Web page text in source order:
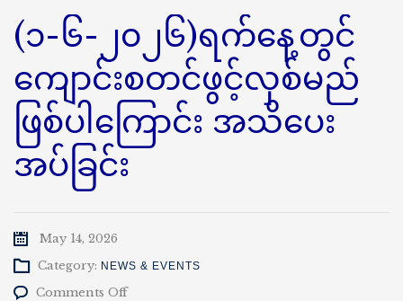
(၁-၆-၂၀၂၆)ရက်နေ့တွင်
ကျောင်းစတင်ဖွင့်လှစ်မည်
ဖြစ်ပါကြောင်း အသိပေး
အပ်ခြင်း
May 14, 2026
Category: NEWS & EVENTS
Comments Offon